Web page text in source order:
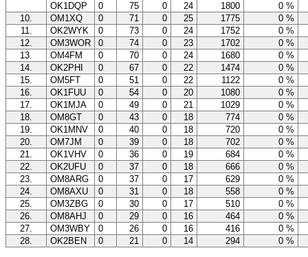
OK1DQP
0 75 0 24 1800
0 %
10.
OM1XQ 0 71 0 25 1775
0 %
11.
OK2WYK 0 73 0 24 1752
0 %
12.
OM3WOR 0 74 0 23 1702
0 %
13.
OM4FM 0 70 0 24 1680
0 %
14.
OK2PHI 0 67 0 22 1474
0 %
15.
OM5FT 0 51 0 22 1122
0 %
16.
OK1FUU 0 54 0 20 1080
0 %
17.
OK1MJA 0 49 0 21 1029
0 %
18.
OM8GT 0 43 0 18 774
0 %
19.
OK1MNV 0 40 0 18 720
0 %
20.
OM7JM 0 39 0 18 702
0 %
21.
OK1VHV 0 36 0 19 684
0 %
22.
OK2UFU 0 37 0 18 666
0 %
23.
OM8ARG 0 37 0 17 629
0 %
24.
OM8AXU 0 31 0 18 558
0 %
25.
OM3ZBG 0 30 0 17 510
0 %
26.
OM8AHJ 0 29 0 16 464
0 %
27.
OM3WBY 0 26 0 16 416
0 %
28.
OK2BEN 0 21 0 14 294 0 %